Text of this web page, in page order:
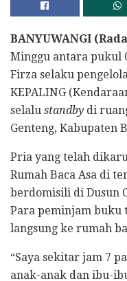
BANYUWANGI
Minggu antara pukul
Firza selaku
KEPALING
selalu standby di
Genteng, Kabupaten
Pria yang telah
Rumah Baca Asa di
berdomisili di Dusun
Para peminjam buku
langsung ke rumah
“Saya sekitar jam 7
anak-anak dan ibu-